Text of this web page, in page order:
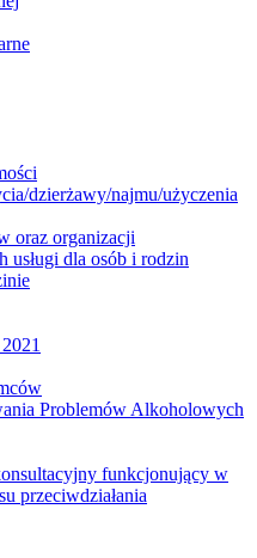
dzierżawy/najmu/użyczenia
oraz organizacji
usługi dla osób i rodzin
Problemów Alkoholowych
funkcjonujący w
przeciwdziałania